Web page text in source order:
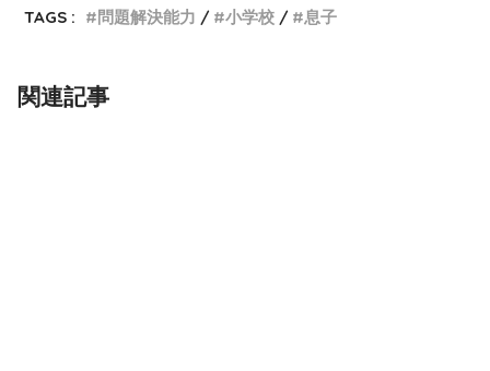
TAGS :
問題解決能力 小学校 息子
関連記事